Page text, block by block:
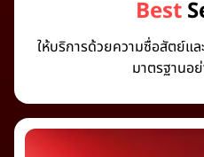
Best
ให้บริการด้วยความซื่อสัตย์แ
มาตรฐานอ